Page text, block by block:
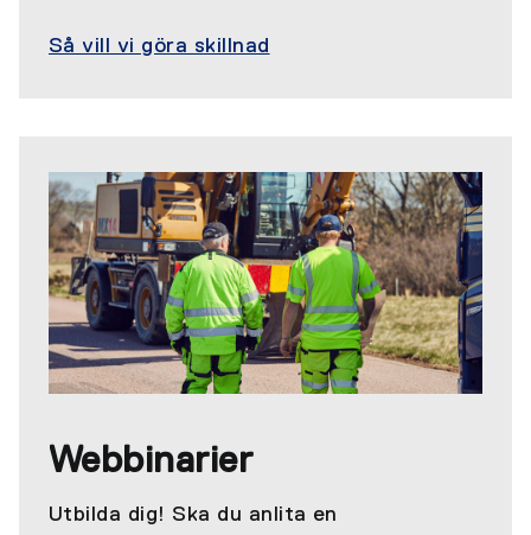
Så vill vi göra skillnad
Webbinarier
Utbilda dig! Ska du anlita en